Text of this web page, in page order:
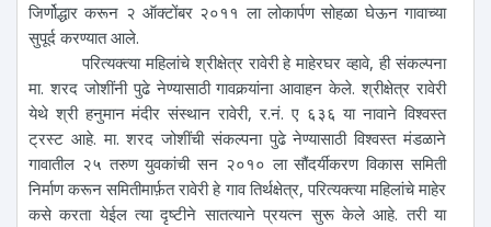
जिर्णोद्धार करून २ ऑक्टोंबर २०११ ला लोकार्पण सोहळा घेऊन गावाच्या
सुपूर्द करण्यात आले.
परित्यक्त्या महिलांचे श्रीक्षेत्र रावेरी हे माहेरघर व्हावे, ही संकल्पना
मा. शरद जोशींनी पुढे नेण्यासाठी गावकर्‍यांना आवाहन केले. श्रीक्षेत्र रावेरी
येथे श्री हनुमान मंदीर संस्थान रावेरी, र.नं. ए ६३६ या नावाने विश्वस्त
ट्रस्ट आहे. मा. शरद जोशींची संकल्पना पुढे नेण्यासाठी विश्वस्त मंडळाने
गावातील २५ तरुण युवकांची सन २०१० ला सौंदर्यीकरण विकास समिती
निर्माण करून समितीमार्फ़त रावेरी हे गाव तिर्थक्षेत्र, परित्यक्त्या महिलांचे माहेर
कसे करता येईल त्या दृष्टीने सातत्याने प्रयत्न सुरू केले आहे. तरी या